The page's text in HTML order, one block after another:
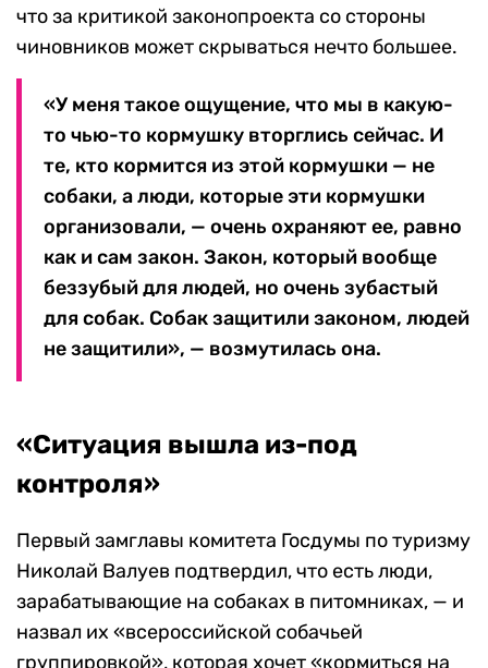
что за критикой законопроекта со стороны
чиновников может скрываться нечто большее.
«У меня такое ощущение, что мы в какую-
то чью-то кормушку вторглись сейчас. И
те, кто кормится из этой кормушки — не
собаки, а люди, которые эти кормушки
организовали, — очень охраняют ее, равно
как и сам закон. Закон, который вообще
беззубый для людей, но очень зубастый
для собак. Собак защитили законом, людей
не защитили», — возмутилась она.
«Ситуация вышла из-под
контроля»
Первый замглавы комитета Госдумы по туризму
Николай Валуев подтвердил, что есть люди,
зарабатывающие на собаках в питомниках, — и
назвал их «всероссийской собачьей
группировкой», которая хочет «кормиться на